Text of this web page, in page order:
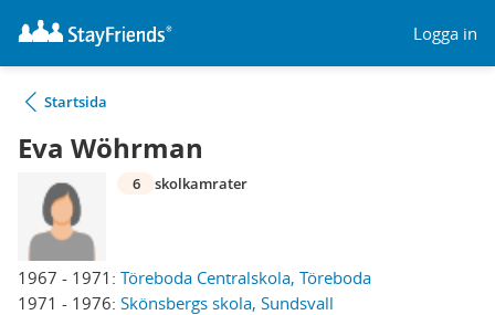
Logga in
Startsida
Eva Wöhrman
1967 - 1971: Töreboda Centralskola, Töreboda
1971 - 1976: Skönsbergs skola, Sundsvall
6 skolkamrater